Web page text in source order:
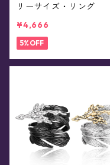
リーサイズ・リング
¥4,666
5%OFF